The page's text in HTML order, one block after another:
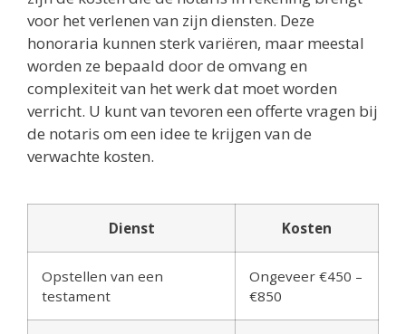
voor het verlenen van zijn diensten. Deze
honoraria kunnen sterk variëren, maar meestal
worden ze bepaald door de omvang en
complexiteit van het werk dat moet worden
verricht. U kunt van tevoren een offerte vragen bij
de notaris om een idee te krijgen van de
verwachte kosten.
Dienst Kosten
Opstellen van een
testament
Ongeveer €450 –
€850